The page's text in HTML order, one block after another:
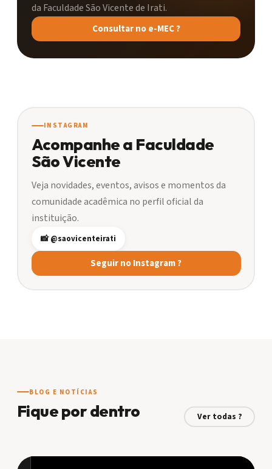
da Faculdade São Vicente de Irati.
Consultar no e-MEC ?
INSTAGRAM
Acompanhe a Faculdade
São Vicente
Veja novidades, eventos, avisos e momentos da
comunidade acadêmica no perfil oficial da
instituição.
📸 @saovicenteirati
Seguir no Instagram ?
BLOG E NOTÍCIAS
Fique por dentro Ver todas ?